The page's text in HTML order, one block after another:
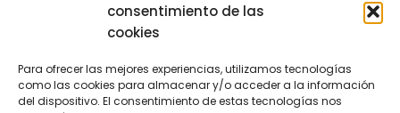
consentimiento de las
cookies
Para ofrecer las mejores experiencias, utilizamos tecnologías
como las cookies para almacenar y/o acceder a la información
del dispositivo. El consentimiento de estas tecnologías nos